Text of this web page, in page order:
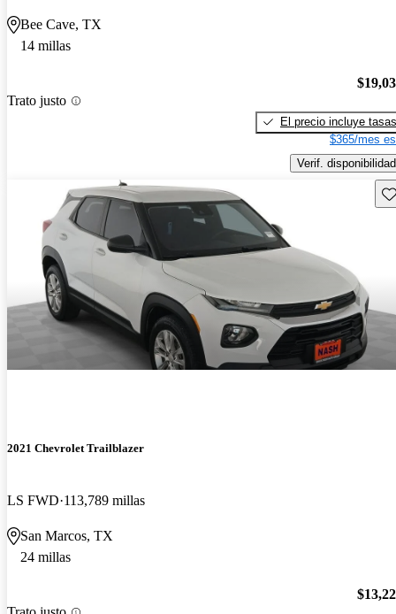
Bee Cave, TX
14 millas
Trato justo
El precio incluye tasas
$365/mes
Verif. disponibilidad
2021 Chevrolet Trailblazer
LS FWD 113,789 millas
San Marcos, TX
24 millas